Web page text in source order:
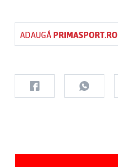
ADAUGĂ PRIMASPORT.RO